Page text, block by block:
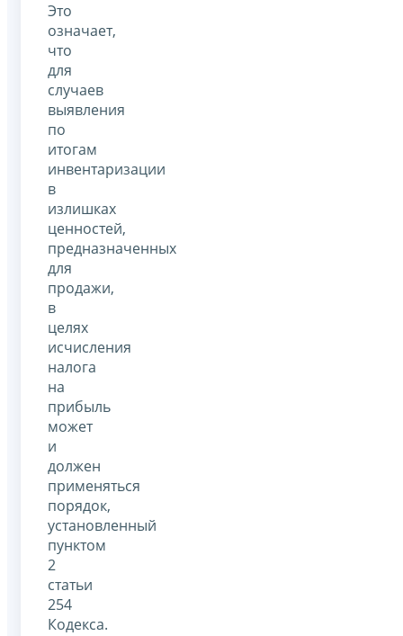
Это
означает,
что
для
случаев
выявления
по
итогам
инвентаризации
в
излишках
ценностей,
предназначенных
для
продажи,
в
целях
исчисления
налога
на
прибыль
может
и
должен
применяться
порядок,
установленный
пунктом
2
статьи
254
Кодекса.